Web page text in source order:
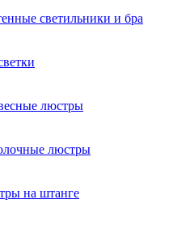
светильники и бра
люстры
люстры
на штанге